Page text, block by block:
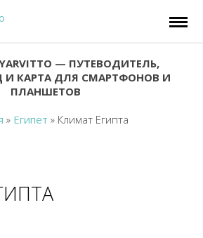
— ПУТЕВОДИТЕЛЬ,
И КАРТА ДЛЯ СМАРТФОНОВ И
ПЛАНШЕТОВ
» Египет » Климат Египта